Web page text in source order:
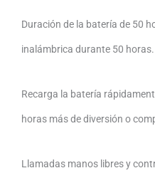
Duración de la batería de 50
inalámbrica durante 50 horas.
Recarga la batería
horas más de diversión o
Llamadas manos libres y